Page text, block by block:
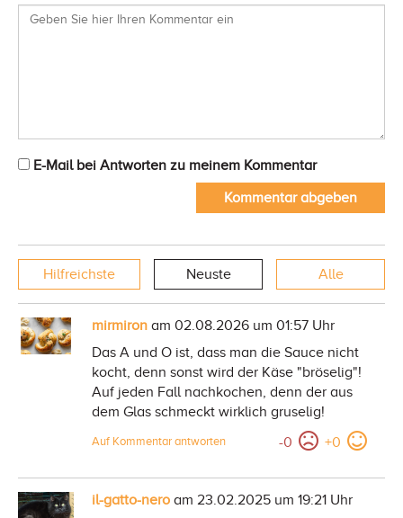
E-Mail bei Antworten zu meinem Kommentar
Kommentar abgeben
Hilfreichste Neuste Alle
mirmiron am 02.08.2026 um 01:57 Uhr
Das A und O ist, dass man die Sauce nicht
kocht, denn sonst wird der Käse "bröselig"!
Auf jeden Fall nachkochen, denn der aus
dem Glas schmeckt wirklich gruselig!
-0 +0
Auf Kommentar antworten
il-gatto-nero am 23.02.2025 um 19:21 Uhr